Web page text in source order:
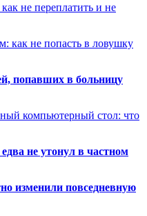
не переплатить и не
как не попасть в ловушку
попавших в больницу
компьютерный стол: что
не утонул в частном
изменили повседневную